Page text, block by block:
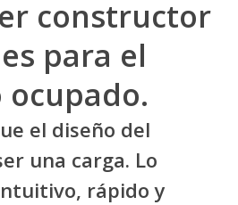
constructor
para el
el diseño del
una carga. Lo
rápido y